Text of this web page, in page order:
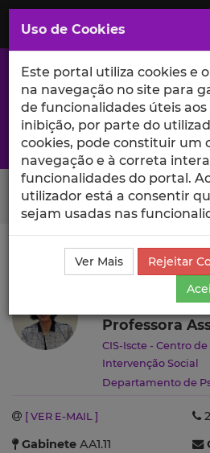
Saltar
para
Conteúdo
Principal
A excelência da investigação e
Search Button
Ciência_Iscte Autores Carla
Carla Moleiro
Professora
CIS-Iscte - Centro
Intervenção Social
Departamento de
[ VER E-MAIL ]
Gabinete AA1.11
Uso de Cookies
Este portal utiliza cookies e
na navegação no site para
de funcionalidades úteis
inibição, por parte do
cookies, pode constituir um
navegação e à correta
funcionalidades do portal.
utilizador está a consentir
sejam usadas nas
Ver Mais
Rejeitar